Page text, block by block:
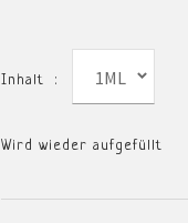
Inhalt : 1ML
Wird wieder aufgefüllt